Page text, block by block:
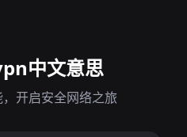
中文意思
开启安全网络之旅